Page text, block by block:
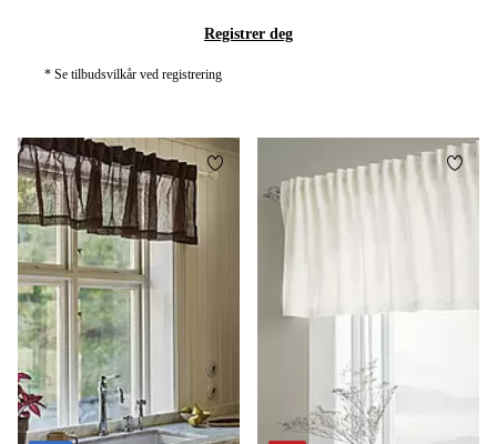
Registrer deg
* Se tilbudsvilkår ved registrering
Legg til favoritter Legg